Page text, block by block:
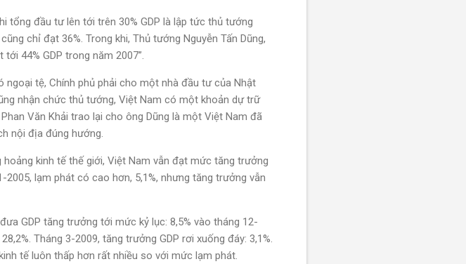
tổng đầu tư lên tới trên 30% GDP là lập tức thủ tướng
chỉ đạt 36%. Trong khi, Thủ tướng Nguyễn Tấn Dũng,
44% GDP trong năm 2007”.
tệ, Chính phủ phải cho một nhà đầu tư của Nhật
nhận chức thủ tướng, Việt Nam có một khoản dự trữ
Văn Khải trao lại cho ông Dũng là một Việt Nam đã
nội địa đúng hướng.
kinh tế thế giới, Việt Nam vẫn đạt mức tăng trưởng
2005, lạm phát có cao hơn, 5,1%, nhưng tăng trưởng vẫn
GDP tăng trưởng tới mức kỷ lục: 8,5% vào tháng 12-
Tháng 3-2009, tăng trưởng GDP rơi xuống đáy: 3,1%.
tế luôn thấp hơn rất nhiều so với mức lạm phát.